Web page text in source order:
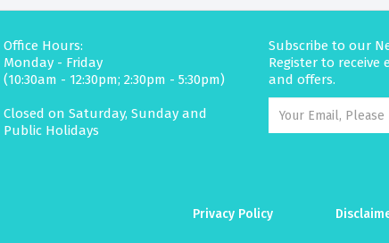
Office Hours:
Monday - Friday
(10:30am - 12:30pm; 2:30pm - 5:30pm)
Closed on Saturday, Sunday and
Public Holidays
Subscribe to our
Register to
and offers.
Privacy Policy